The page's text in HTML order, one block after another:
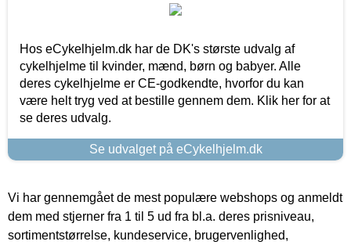
Hos eCykelhjelm.dk har de DK's største udvalg af
cykelhjelme til kvinder, mænd, børn og babyer. Alle
deres cykelhjelme er CE-godkendte, hvorfor du kan
være helt tryg ved at bestille gennem dem. Klik her for at
se deres udvalg.
Se udvalget på eCykelhjelm.dk
Vi har gennemgået de mest populære webshops og anmeldt
dem med stjerner fra 1 til 5 ud fra bl.a. deres prisniveau,
sortimentstørrelse, kundeservice, brugervenlighed,